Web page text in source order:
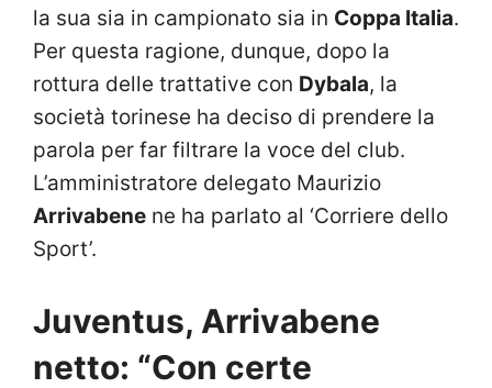
la sua sia in campionato sia in Coppa Italia.
Per questa ragione, dunque, dopo la
rottura delle trattative con Dybala, la
società torinese ha deciso di prendere la
parola per far filtrare la voce del club.
L’amministratore delegato Maurizio
Arrivabene ne ha parlato al ‘Corriere dello
Sport’.
Juventus, Arrivabene
netto: “Con certe